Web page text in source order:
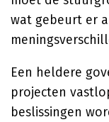
wat gebeurt er
Een heldere
projecten
beslissingen